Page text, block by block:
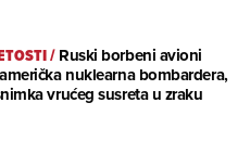
/Ruski borbeni avioni
nuklearna bombardera,
vrućeg susreta u zraku